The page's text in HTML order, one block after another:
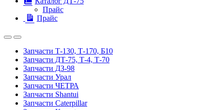
Прайс
Прайс
Запчасти Т-130, Т-170, Б10
Запчасти ДТ-75, Т-4, Т-70
Запчасти ДЗ-98
Запчасти Урал
Запчасти ЧЕТРА
Запчасти Shantui
Запчасти Caterpillar